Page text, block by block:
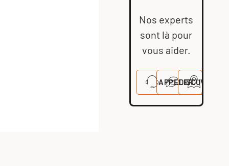
Nos experts
sont là pour
vous aider.
APPELERDISCUTERVISITER